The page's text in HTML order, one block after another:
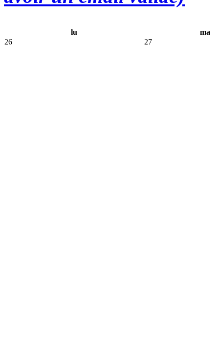
lu
ma
26
27